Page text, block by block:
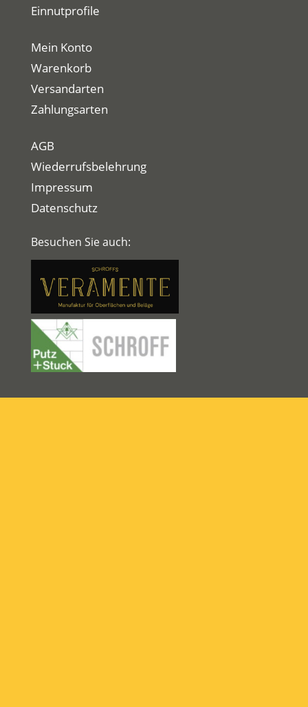
Einnutprofile
Mein Konto
Warenkorb
Versandarten
Zahlungsarten
AGB
Wiederrufsbelehrung
Impressum
Datenschutz
Besuchen Sie auch: